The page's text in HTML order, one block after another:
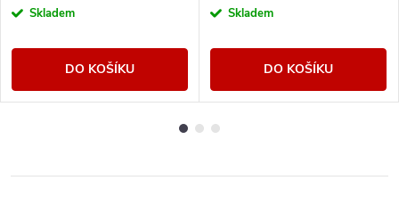
Skladem
DO KOŠÍKU
Skladem
DO KOŠÍKU